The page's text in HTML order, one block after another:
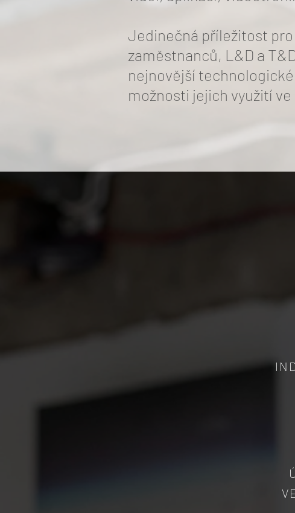
Jedinečná příležitost pro
zaměstnanců, L&D a
nejnovější
možnosti jejich využití ve